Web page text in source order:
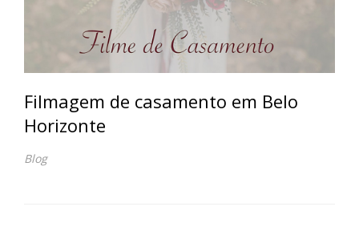
Filmagem de casamento em Belo
Horizonte
Blog